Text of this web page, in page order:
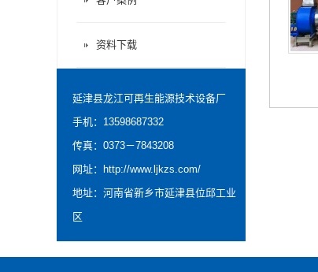
资料下载
延津县龙江可再生能源技术设备厂
手机：13598687332
传真：0373－7843208
网址：
http://www.ljkzs.com/
地址：河南省新乡市延津县位邱工业
区